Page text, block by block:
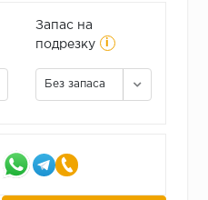
Запас на
подрезку
i
Без запаса